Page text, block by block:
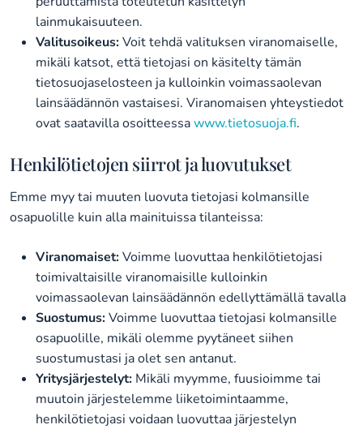
lainmukaisuuteen.
Valitusoikeus:Voit tehdä valituksen viranomaiselle,
mikäli katsot, että tietojasi on käsitelty tämän
tietosuojaselosteen ja kulloinkin voimassaolevan
lainsäädännön vastaisesi. Viranomaisen yhteystiedot
ovat saatavilla osoitteessawww.tietosuoja.fi.
Henkilötietojen siirrot ja luovutukset
Emme myy tai muuten luovuta tietojasi kolmansille
osapuolille kuin alla mainituissa tilanteissa:
Viranomaiset:Voimme luovuttaa henkilötietojasi
toimivaltaisille viranomaisille kulloinkin
voimassaolevan lainsäädännön edellyttämällä tavalla
Suostumus:Voimme luovuttaa tietojasi kolmansille
osapuolille, mikäli olemme pyytäneet siihen
suostumustasi ja olet sen antanut.
Yritysjärjestelyt: Mikäli myymme, fuusioimme tai
muutoin järjestelemme liiketoimintaamme,
henkilötietojasi voidaan luovuttaa järjestelyn